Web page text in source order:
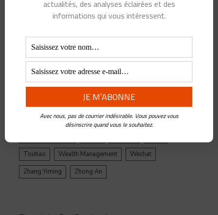
ByteDance
Chine credit crypto
Crypto Yuan
Epargne
Facebook
Innovations
Intelligence Artificielle
Jack Ma
Live Streaming LuFax
Ping An
Plateforme
Réglementation
Toutiao
Wealth Management
Wechat
Zhang Yiming
Zhong An
actualités, des analyses éclairées et des
informations qui vous intéressent.
Avec nous, pas de courrier indésirable. Vous pouvez vous
désinscrire quand vous le souhaitez.